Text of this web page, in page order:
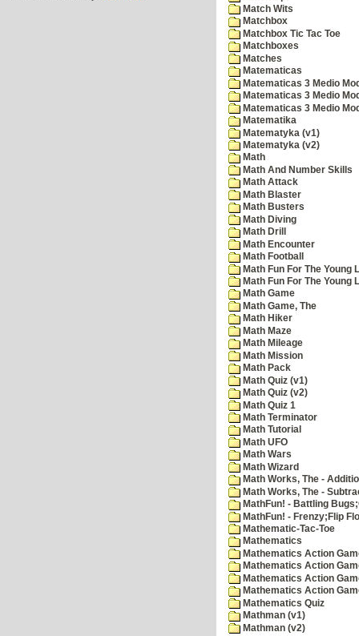
Match Wits
Matchbox
Matchbox Tic Tac Toe
Matchboxes
Matches
Matematicas
Matematicas 3 Medio
Matematicas 3 Medio
Matematicas 3 Medio
Matematika
Matematyka (v1)
Matematyka (v2)
Math
Math And Number Skills
Math Attack
Math Blaster
Math Busters
Math Diving
Math Drill
Math Encounter
Math Football
Math Fun For The Young
Math Fun For The Young
Math Game
Math Game, The
Math Hiker
Math Maze
Math Mileage
Math Mission
Math Pack
Math Quiz (v1)
Math Quiz (v2)
Math Quiz 1
Math Terminator
Math Tutorial
Math UFO
Math Wars
Math Wizard
Math Works, The -
Math Works, The -
MathFun! - Battling
MathFun! - Frenzy;Flip
Mathematic-Tac-Toe
Mathematics
Mathematics Action
Mathematics Action
Mathematics Action
Mathematics Action
Mathematics Quiz
Mathman (v1)
Mathman (v2)